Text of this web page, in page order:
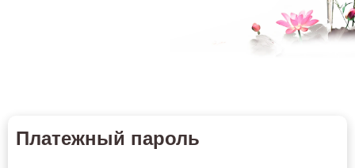
Платежный пароль